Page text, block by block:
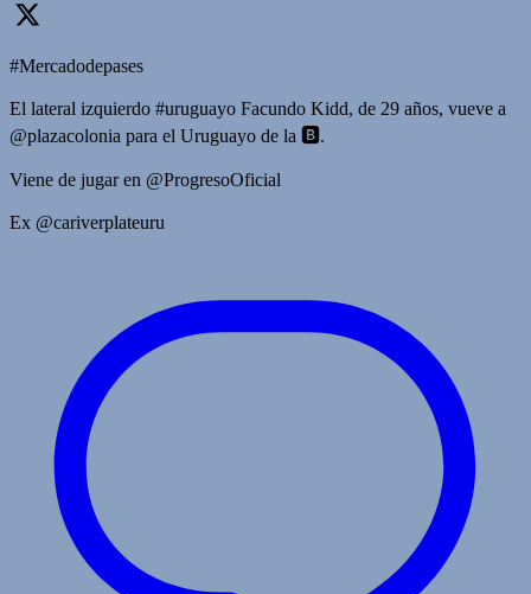
#Mercadodepases
El lateral izquierdo #uruguayo Facundo Kidd, de 29 años, vueve a
@plazacolonia para el Uruguayo de la 🅱️.
Viene de jugar en @ProgresoOficial
Ex @cariverplateuru